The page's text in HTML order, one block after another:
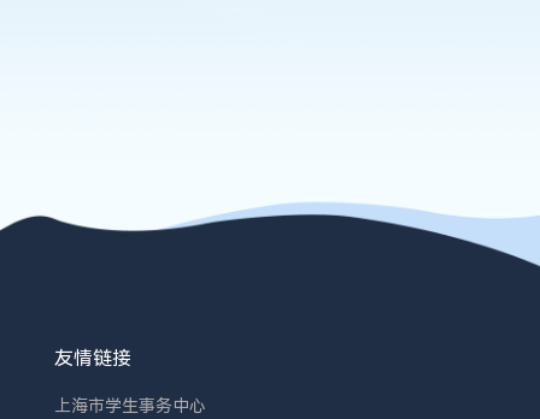
友情链接
上海市学生事务中心